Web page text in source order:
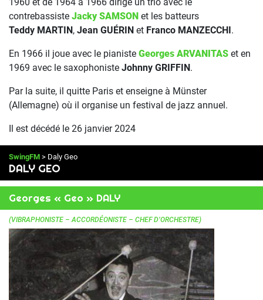
contrebassiste Jacky SAMSON et les batteurs
Teddy MARTIN, Jean GUÉRIN et Franco MANZECCHI.
En 1966 il joue avec le pianiste Georges ARVANITAS et en
1969 avec le saxophoniste Johnny GRIFFIN.
Par la suite, il quitte Paris et enseigne à Münster
(Allemagne) où il organise un festival de jazz annuel.
Il est décédé le 26 janvier 2024
SwingFM > Daly Geo
DALY GEO
Georges « Geo » DALY
(VIBRAPHONISTE – ACCORDÉONISTE – CHEF D’ORCHESTRE)